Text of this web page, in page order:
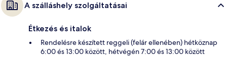
A szálláshely szolgáltatásai
Étkezés és italok
Rendelésre készített reggeli (felár ellenében) hétköznap
6:00 és 13:00 között, hétvégén 7:00 és 13:00 között